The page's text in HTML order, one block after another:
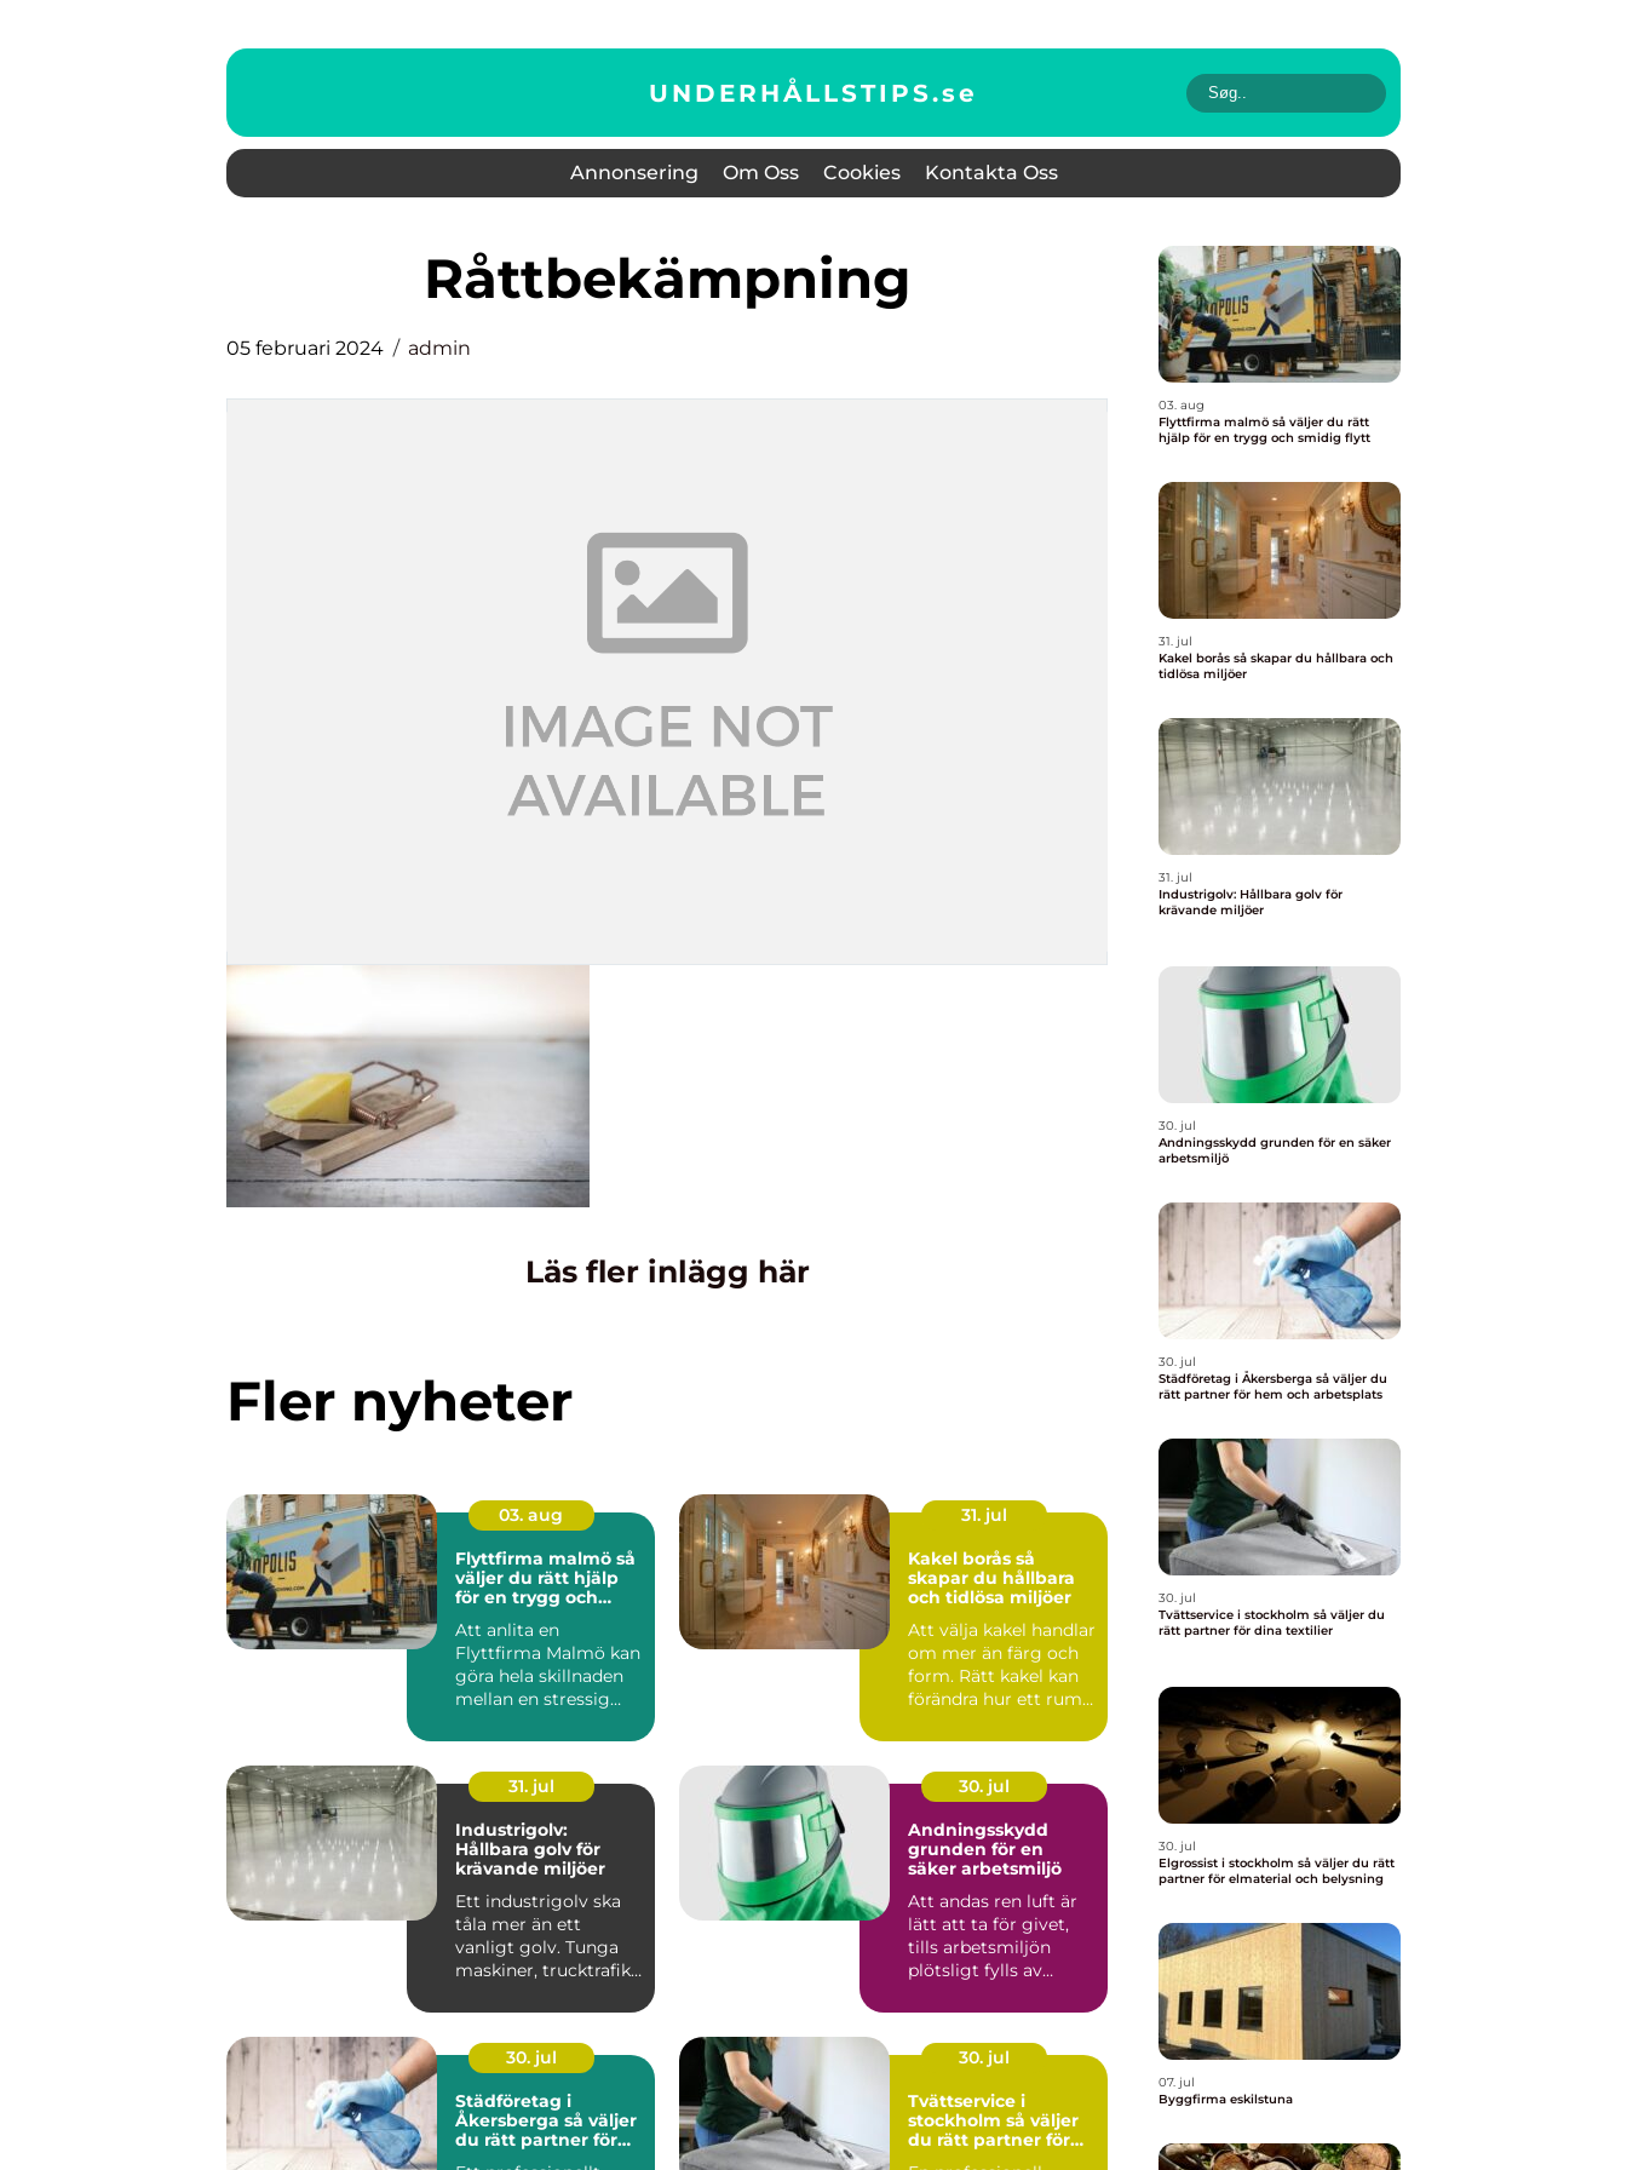
UNDERHÅLLSTIPS.se
Annonsering Om Oss Cookies Kontakta Oss
Råttbekämpning
05 februari 2024 admin
Läs fler inlägg här
Fler nyheter
03. aug
Flyttfirma malmö så
väljer du rätt hjälp
för en trygg och
Att anlita en
Flyttfirma Malmö kan
göra hela skillnaden
mellan en stressig
över...
31. jul
Kakel borås så
skapar du hållbara
och tidlösa miljöer
Att välja kakel handlar
om mer än färg och
form. Rätt kakel kan
förändra hur ett rum
31. jul
Industrigolv:
Hållbara golv för
krävande miljöer
Ett industrigolv ska
tåla mer än ett
vanligt golv. Tunga
maskiner, trucktrafik,
30. jul
Andningsskydd
grunden för en
säker arbetsmiljö
Att andas ren luft är
lätt att ta för givet,
tills arbetsmiljön
plötsligt fylls av
30. jul
Städföretag i
Åkersberga så väljer
du rätt partner för
30. jul
Tvättservice i
stockholm så väljer
du rätt partner för
03. aug
Flyttfirma malmö så väljer du rätt
hjälp för en trygg och smidig flytt
31. jul
Kakel borås så skapar du hållbara och
tidlösa miljöer
31. jul
Industrigolv: Hållbara golv för
krävande miljöer
30. jul
Andningsskydd grunden för en säker
arbetsmiljö
30. jul
Städföretag i Åkersberga så väljer du
rätt partner för hem och arbetsplats
30. jul
Tvättservice i stockholm så väljer du
rätt partner för dina textilier
30. jul
Elgrossist i stockholm så väljer du rätt
partner för elmaterial och belysning
07. jul
Byggfirma eskilstuna